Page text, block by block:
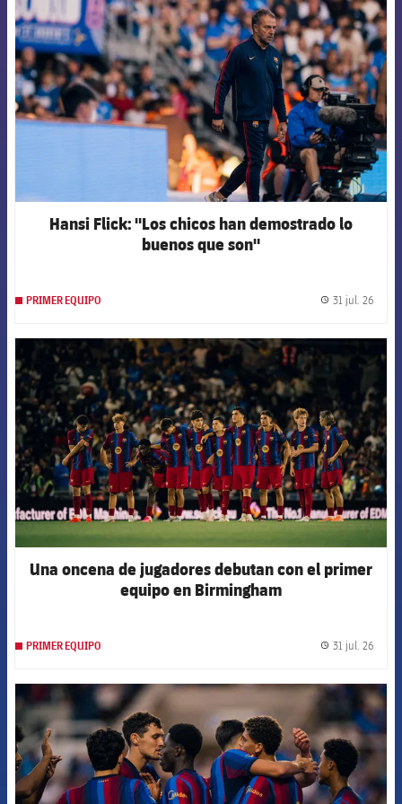
Hansi Flick: "Los chicos han demostrado lo
buenos que son"
PRIMER EQUIPO 31 jul. 26
FCB Barcelona badge
Una oncena de jugadores debutan con el primer
equipo en Birmingham
PRIMER EQUIPO 31 jul. 26
FCB Barcelona badge